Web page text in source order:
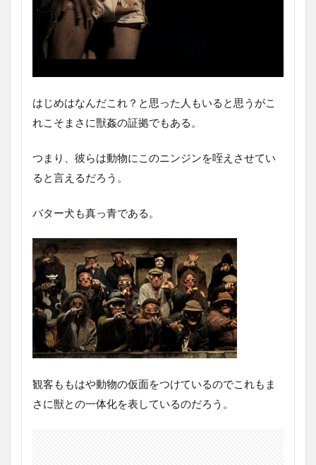
はじめはなんだこれ？と思った人もいると思うがこ
れこそまさに獣姦の証拠でもある。
つまり、彼らは動物にこのニンジンを咥えさせてい
ると言えるだろう。
バター犬も真っ青である。
観客ももはや動物の仮面をつけているのでこれもま
さに獣との一体化を表しているのだろう。